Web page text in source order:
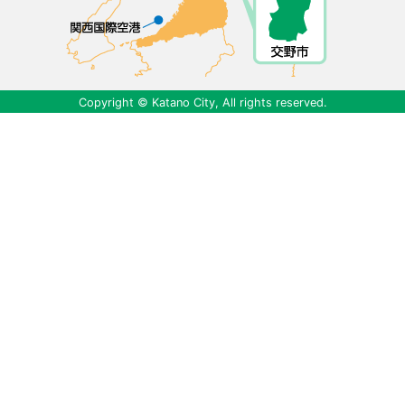
Copyright © Katano City, All rights reserved.